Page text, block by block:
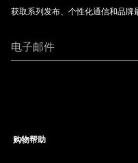
获取系列发布、个性化通信和品牌
电子邮件
购物帮助